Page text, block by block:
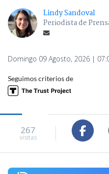
Lindy Sandoval
Periodista de
Domingo 09 Agosto, 2026 |
Seguimos criterios de
267
visitas